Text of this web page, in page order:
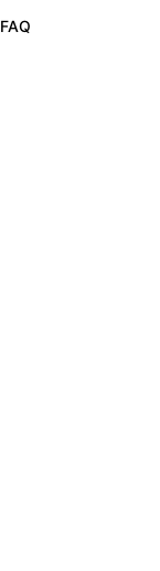
FAQ